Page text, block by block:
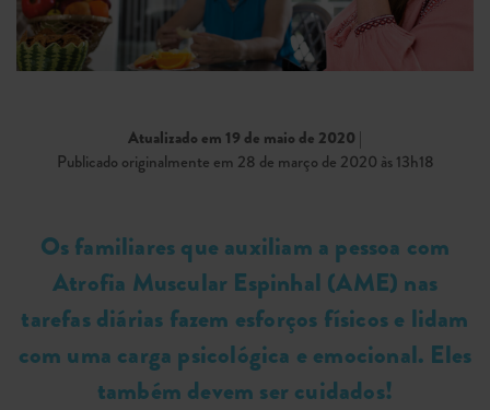
Atualizado em 19 de maio de 2020 |
Publicado originalmente em 28 de março de 2020 às 13h18
Os familiares que auxiliam a pessoa com
Atrofia Muscular Espinhal (AME) nas
tarefas diárias fazem esforços físicos e lidam
com uma carga psicológica e emocional. Eles
também devem ser cuidados!